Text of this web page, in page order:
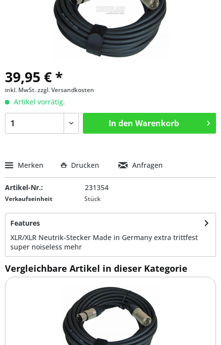
39,95 € *
inkl. MwSt.zzgl. Versandkosten
Artikel vorrätig.
In den Warenkorb
Merken Drucken Anfragen
Artikel-Nr.: 231354
Verkaufseinheit Stück
Features
XLR/XLR Neutrik-Stecker Made in Germany extra trittfest
super noiseless mehr
Vergleichbare Artikel in dieser Kategorie